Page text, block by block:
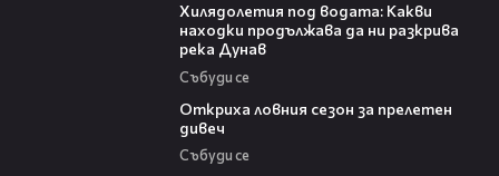
Хилядолетия под водата: Какви
находки продължава да ни разкрива
река Дунав
Събуди се
Откриха ловния сезон за прелетен
дивеч
Събуди се